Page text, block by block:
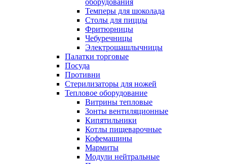
оборудования
Темперы для шоколада
Столы для пиццы
Фритюрницы
Чебуречницы
Электрошашлычницы
Палатки торговые
Посуда
Противни
Стерилизаторы для ножей
Тепловое оборудование
Витрины тепловые
Зонты вентиляционные
Кипятильники
Котлы пищеварочные
Кофемашины
Мармиты
Модули нейтральные